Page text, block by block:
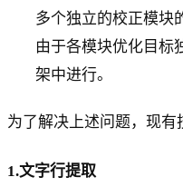
多个独立的校正模块
由于各模块优化目标
架中进行。
为了解决上述问题，现有
1.文字行提取